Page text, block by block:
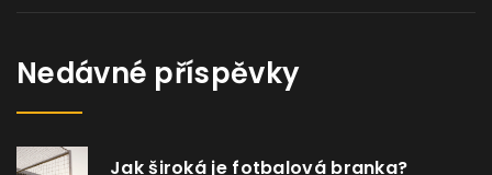
Nedávné příspěvky
Jak široká je fotbalová branka?